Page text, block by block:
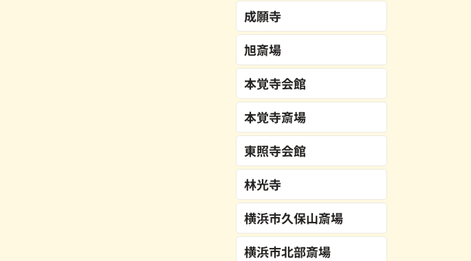
成願寺
旭斎場
本覚寺会館
本覚寺斎場
東照寺会館
林光寺
横浜市久保山斎場
横浜市北部斎場